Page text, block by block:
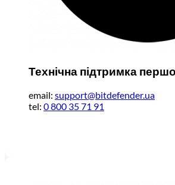
Технічна підтримка
email: support@bitdefender.ua
tel: 0 800 35 71 91